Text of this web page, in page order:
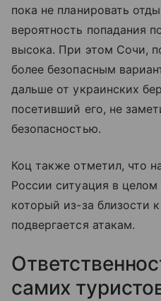
пока не планировать
вероятность попадания
высока. При этом Сочи,
более безопасным
дальше от украинских
посетивший его, не
безопасностью.
Коц также отметил, что
России ситуация в
который из-за близости
подвергается атакам.
самих